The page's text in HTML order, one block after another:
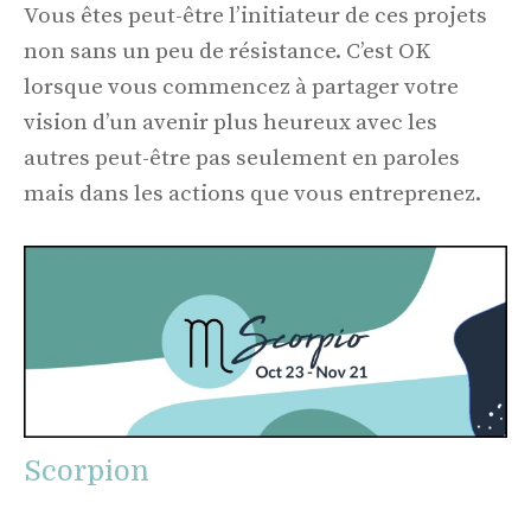
Vous êtes peut-être l’initiateur de ces projets
non sans un peu de résistance. C’est OK
lorsque vous commencez à partager votre
vision d’un avenir plus heureux avec les
autres peut-être pas seulement en paroles
mais dans les actions que vous entreprenez.
Scorpion